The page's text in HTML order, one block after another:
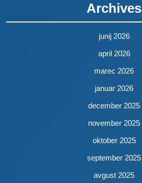
Archives
junij 2026
april 2026
marec 2026
januar 2026
december 2025
november 2025
oktober 2025
september 2025
avgust 2025